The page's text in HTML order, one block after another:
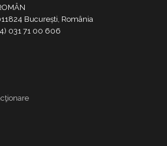
București, România
031 71 00 606